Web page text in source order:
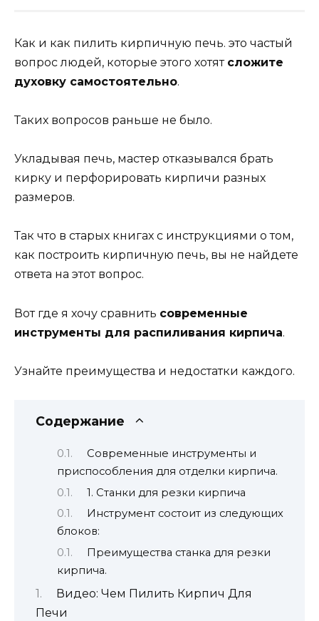
Как и как пилить кирпичную печь. это частый
вопрос людей, которые этого хотят сложите
духовку самостоятельно.
Таких вопросов раньше не было.
Укладывая печь, мастер отказывался брать
кирку и перфорировать кирпичи разных
размеров.
Так что в старых книгах с инструкциями о том,
как построить кирпичную печь, вы не найдете
ответа на этот вопрос.
Вот где я хочу сравнить современные
инструменты для распиливания кирпича.
Узнайте преимущества и недостатки каждого.
Содержание
Современные инструменты и
приспособления для отделки кирпича.
1. Станки для резки кирпича
Инструмент состоит из следующих
блоков:
Преимущества станка для резки
кирпича.
Видео: Чем Пилить Кирпич Для
Печи